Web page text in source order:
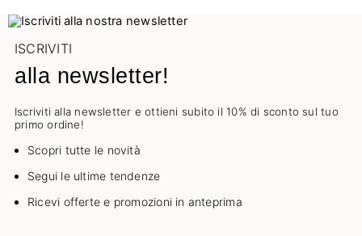
ISCRIVITI
alla newsletter!
Iscriviti alla newsletter e ottieni subito il 10% di sconto sul tuo
primo ordine!
Scopri tutte le novità
Segui le ultime tendenze
Ricevi offerte e promozioni in anteprima